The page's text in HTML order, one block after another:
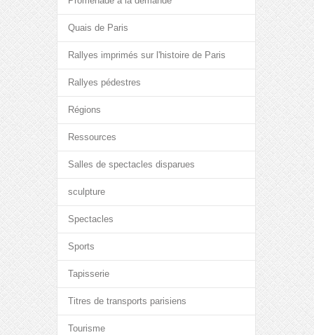
Quais de Paris
Rallyes imprimés sur l'histoire de Paris
Rallyes pédestres
Régions
Ressources
Salles de spectacles disparues
sculpture
Spectacles
Sports
Tapisserie
Titres de transports parisiens
Tourisme